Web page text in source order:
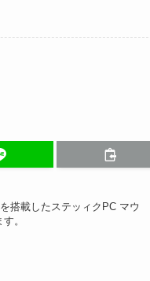
搭載したステッィクPC マウ
。